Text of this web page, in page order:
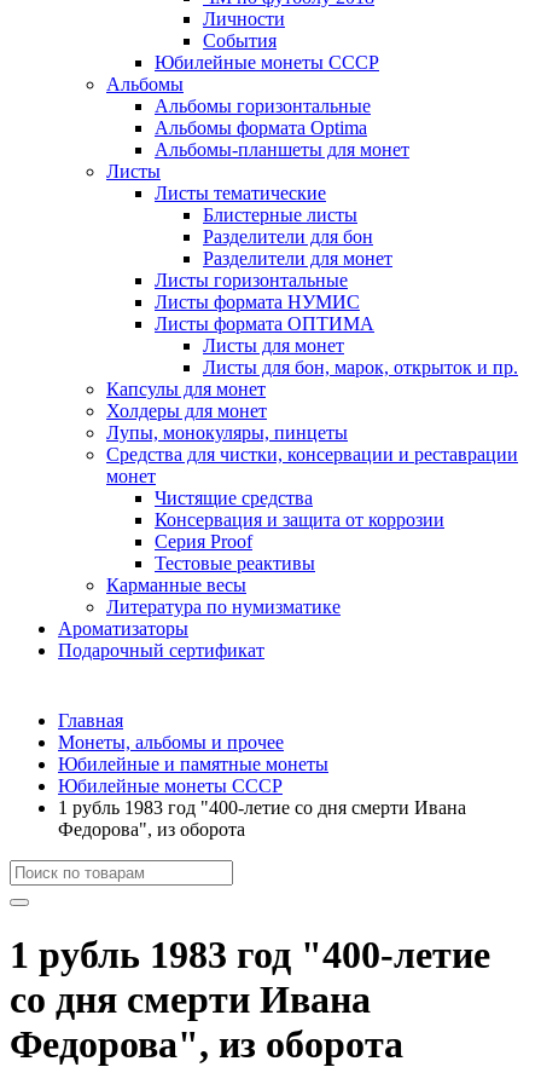
Личности
События
Юбилейные монеты СССР
Альбомы
Альбомы горизонтальные
Альбомы формата Optima
Альбомы-планшеты для монет
Листы
Листы тематические
Блистерные листы
Разделители для бон
Разделители для монет
Листы горизонтальные
Листы формата НУМИС
Листы формата ОПТИМА
Листы для монет
Листы для бон, марок, открыток и пр.
Капсулы для монет
Холдеры для монет
Лупы, монокуляры, пинцеты
Средства для чистки, консервации и реставрации
монет
Чистящие средства
Консервация и защита от коррозии
Серия Proof
Тестовые реактивы
Карманные весы
Литература по нумизматике
Ароматизаторы
Подарочный сертификат
Главная
Монеты, альбомы и прочее
Юбилейные и памятные монеты
Юбилейные монеты СССР
1 рубль 1983 год "400-летие со дня смерти Ивана
Федорова", из оборота
1 рубль 1983 год "400-летие
со дня смерти Ивана
Федорова", из оборота